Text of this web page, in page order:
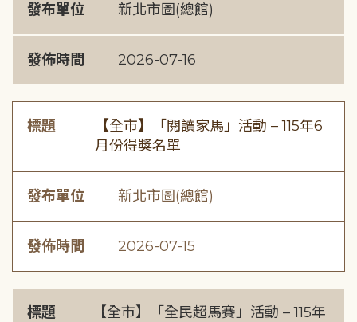
發布單位 新北市圖(總館)
發佈時間 2026-07-16
標題
【全市】「閱讀家馬」活動 – 115年6
月份得獎名單
發布單位 新北市圖(總館)
發佈時間 2026-07-15
標題
【全市】「全民超馬賽」活動 – 115年